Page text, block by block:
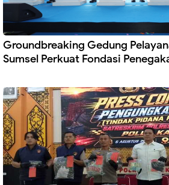
Groundbreaking Gedung
Sumsel Perkuat Fondasi